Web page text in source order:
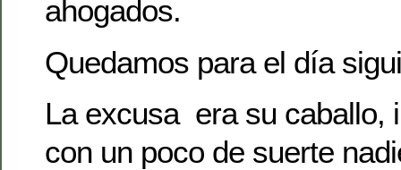
ahogados.
Quedamos para el día
La excusa era su caballo,
con un poco de suerte